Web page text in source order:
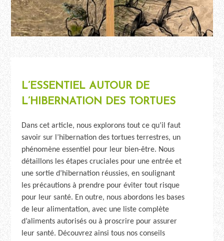
L’ESSENTIEL AUTOUR DE
L’HIBERNATION DES TORTUES
Dans cet article, nous explorons tout ce qu’il faut
savoir sur l’hibernation des tortues terrestres, un
phénomène essentiel pour leur bien-être. Nous
détaillons les étapes cruciales pour une entrée et
une sortie d’hibernation réussies, en soulignant
les précautions à prendre pour éviter tout risque
pour leur santé. En outre, nous abordons les bases
de leur alimentation, avec une liste complète
d’aliments autorisés ou à proscrire pour assurer
leur santé. Découvrez ainsi tous nos conseils